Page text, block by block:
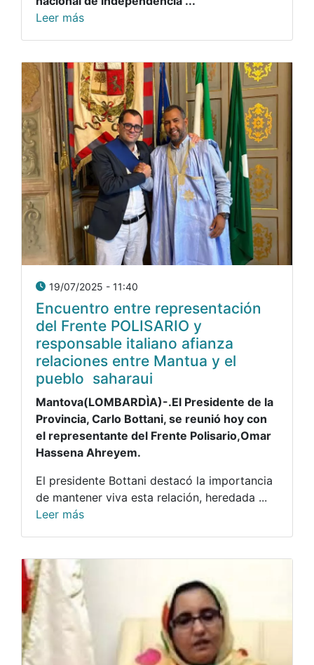
Leer más
19/07/2025 - 11:40
Encuentro entre representación
del Frente POLISARIO y
responsable italiano afianza
relaciones entre Mantua y el
pueblo saharaui
Mantova(LOMBARDÌA)-.El Presidente de la
Provincia, Carlo Bottani, se reunió hoy con
el representante del Frente Polisario,Omar
Hassena Ahreyem.
El presidente Bottani destacó la importancia
de mantener viva esta relación, heredada ...
Leer más